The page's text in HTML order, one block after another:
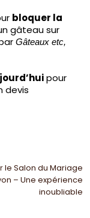
bloquer la
gâteau sur
Gâteaux etc,
pour
devis
le Salon du Mariage
– Une expérience
inoubliable